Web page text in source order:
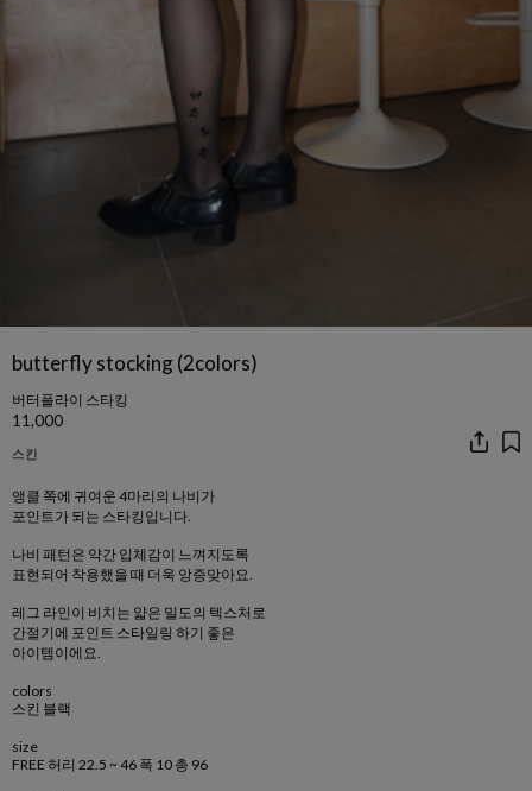
butterfly stocking (2colors)
버터플라이 스타킹
11,000
스킨
앵클 쪽에 귀여운 4마리의 나비가
포인트가 되는 스타킹입니다.
나비 패턴은 약간 입체감이 느껴지도록
표현되어 착용했을 때 더욱 앙증맞아요.
레그 라인이 비치는 얇은 밀도의 텍스처로
간절기에 포인트 스타일링 하기 좋은
아이템이에요.
colors
스킨 블랙
size
FREE 허리 22.5 ~ 46 폭 10 총 96